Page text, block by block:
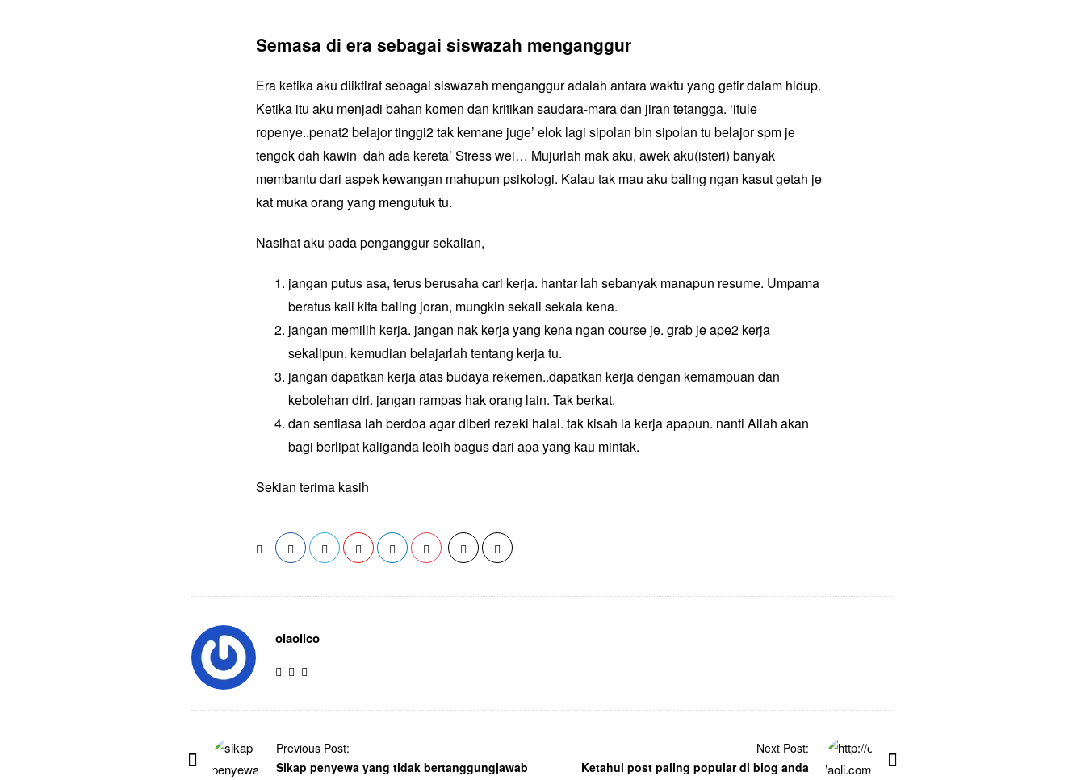
Semasa di era sebagai siswazah menganggur
Era ketika aku diiktiraf sebagai siswazah menganggur adalah antara waktu yang getir dalam hidup.
Ketika itu aku menjadi bahan komen dan kritikan saudara-mara dan jiran tetangga. ‘itule
ropenye..penat2 belajor tinggi2 tak kemane juge’ elok lagi sipolan bin sipolan tu belajor spm je
tengok dah kawin dah ada kereta’ Stress wei… Mujurlah mak aku, awek aku(isteri) banyak
membantu dari aspek kewangan mahupun psikologi. Kalau tak mau aku baling ngan kasut getah je
kat muka orang yang mengutuk tu.
Nasihat aku pada penganggur sekalian,
jangan putus asa, terus berusaha cari kerja. hantar lah sebanyak manapun resume. Umpama
beratus kali kita baling joran, mungkin sekali sekala kena.
jangan memilih kerja. jangan nak kerja yang kena ngan course je. grab je ape2 kerja
sekalipun. kemudian belajarlah tentang kerja tu.
jangan dapatkan kerja atas budaya rekemen..dapatkan kerja dengan kemampuan dan
kebolehan diri. jangan rampas hak orang lain. Tak berkat.
dan sentiasa lah berdoa agar diberi rezeki halal. tak kisah la kerja apapun. nanti Allah akan
bagi berlipat kaliganda lebih bagus dari apa yang kau mintak.
Sekian terima kasih
olaolico
Previous Post:
Sikap penyewa yang tidak bertanggungjawab
Next Post:
Ketahui post paling popular di blog anda